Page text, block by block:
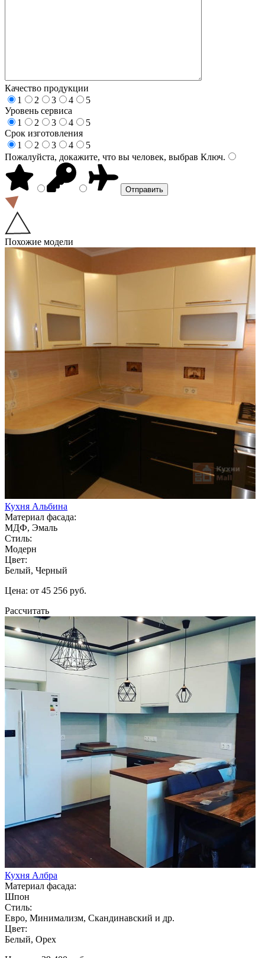
Качество продукции
1
2 3 4
5
Уровень сервиса
1
2 3 4
5
Срок изготовления
1
2 3 4
5
Пожалуйста, докажите, что вы человек, выбрав Ключ.
Похожие модели
Кухня Альбина
Материал фасада:
МДФ, Эмаль
Стиль:
Модерн
Цвет:
Белый, Черный
Цена: от 45 256 руб.
Рассчитать
Кухня Албра
Материал фасада:
Шпон
Стиль:
Евро, Минимализм, Скандинавский и др.
Цвет:
Белый, Орех